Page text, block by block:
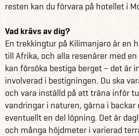
resten kan du förvara på hotellet i
Vad krävs av dig?
En trekkingtur på Kilimanjaro är en
till Afrika, och alla resenärer med
kan försöka bestiga berget – det är
involverad i bestigningen. Du ska
och vara inställd på att träna inför
vandringar i naturen, gärna i backar
eventuellt en del löpning. Det är
och många höjdmeter i varierad